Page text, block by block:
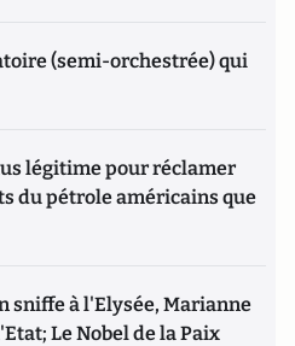
(semi-orchestrée) qui
légitime pour réclamer
du pétrole américains que
sniffe à l'Elysée, Marianne
Le Nobel de la Paix